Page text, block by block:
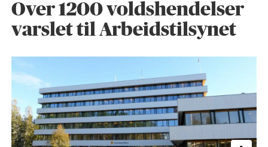
Over 1200 voldshendelser
varslet til Arbeidstilsynet